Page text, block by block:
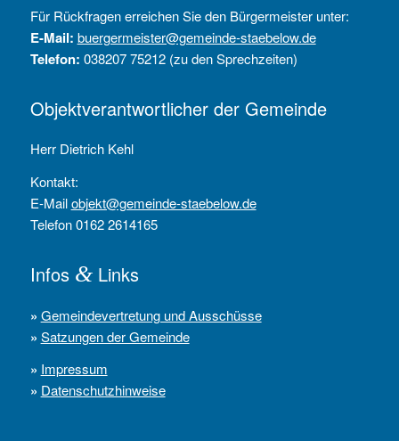
Für Rückfragen erreichen Sie den Bürgermeister unter:
E-Mail: buergermeister@gemeinde-staebelow.de
Telefon: 038207 75212 (zu den Sprechzeiten)
Objektverantwortlicher der Gemeinde
Herr Dietrich Kehl
Kontakt:
E-Mailobjekt@gemeinde-staebelow.de
Telefon 0162 2614165
Infos &Links
» Gemeindevertretung und Ausschüsse
» Satzungen der Gemeinde
» Impressum
» Datenschutzhinweise